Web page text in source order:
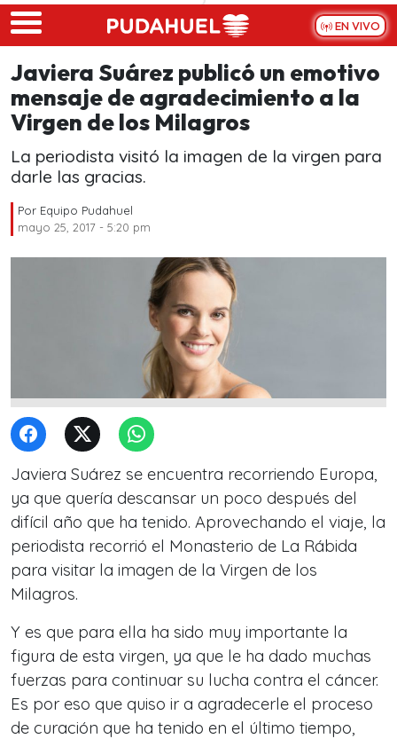
Skip to main content
EN VIVO
Javiera Suárez publicó un emotivo
mensaje de agradecimiento a la
Virgen de los Milagros
La periodista visitó la imagen de la virgen para
darle las gracias.
Por Equipo Pudahuel
mayo 25, 2017 - 5:20 pm
Javiera Suárez se encuentra recorriendo Europa,
ya que quería descansar un poco después del
difícil año que ha tenido. Aprovechando el viaje, la
periodista recorrió el Monasterio de La Rábida
para visitar la imagen de la Virgen de los
Milagros.
Y es que para ella ha sido muy importante la
figura de esta virgen, ya que le ha dado muchas
fuerzas para continuar su lucha contra el cáncer.
Es por eso que quiso ir a agradecerle el proceso
de curación que ha tenido en el último tiempo,